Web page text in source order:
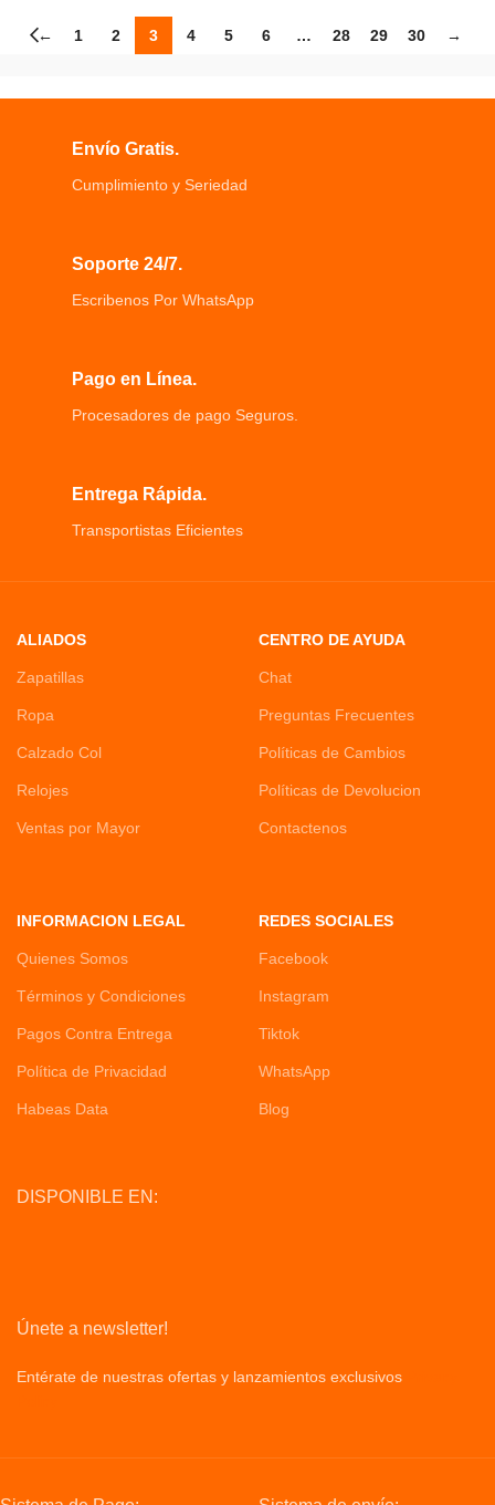
← 1 2 3 4 5 6 … 28 29 30 →
Envío Gratis.
Cumplimiento y Seriedad
Soporte 24/7.
Escribenos Por WhatsApp
Pago en Línea.
Procesadores de pago Seguros.
Entrega Rápida.
Transportistas Eficientes
ALIADOS
Zapatillas
Ropa
Calzado Col
Relojes
Ventas por Mayor
CENTRO DE AYUDA
Chat
Preguntas Frecuentes
Políticas de Cambios
Políticas de Devolucion
Contactenos
INFORMACION LEGAL
Quienes Somos
Términos y Condiciones
Pagos Contra Entrega
Política de Privacidad
Habeas Data
REDES SOCIALES
Facebook
Instagram
Tiktok
WhatsApp
Blog
DISPONIBLE EN:
Únete a newsletter!
Entérate de nuestras ofertas y lanzamientos exclusivos